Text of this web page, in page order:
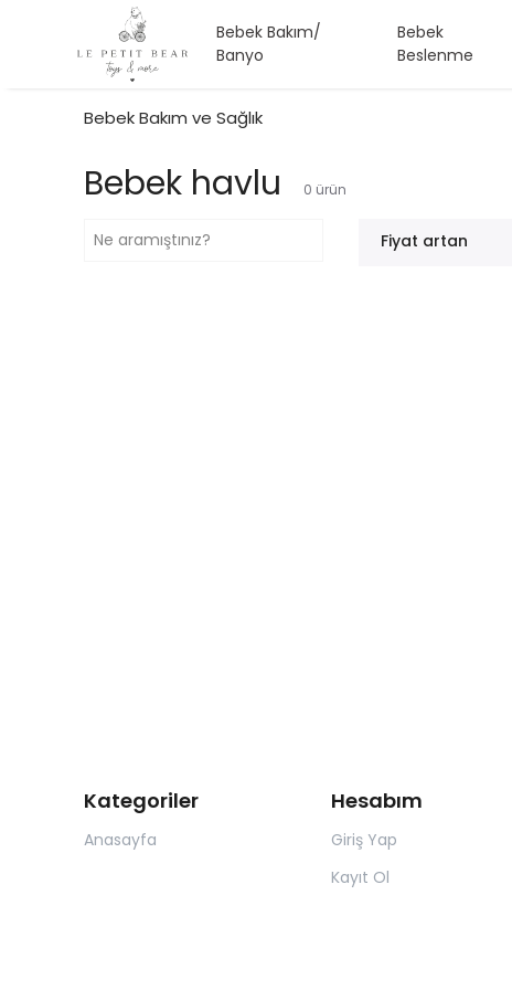
Bebek Bakım/
Banyo
Bebek
Beslenme
Bebek Bakım ve Sağlık
Bebek havlu 0 ürün
Fiyat artan
Kategoriler
Anasayfa
Hesabım
Giriş Yap
Kayıt Ol